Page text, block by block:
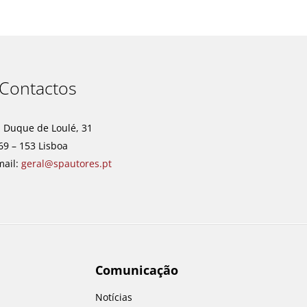
Contactos
Duque de Loulé, 31
– 153 Lisboa
geral@spautores.pt
Comunicação
Notícias